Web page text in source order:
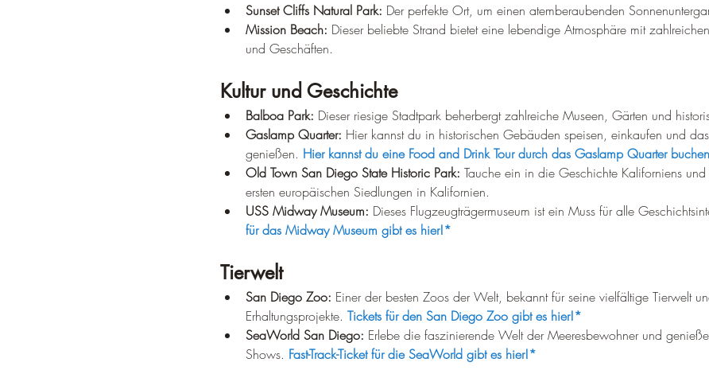
Sunset Cliffs Natural Park: Der perfekte Ort, um einen atemberaubenden
Mission Beach: Dieser beliebte Strand bietet eine lebendige Atmosphäre mit
und Geschäften.
Kultur und Geschichte
Balboa Park: Dieser riesige Stadtpark beherbergt zahlreiche Museen, Gärten und
Gaslamp Quarter: Hier kannst du in historischen Gebäuden speisen, einkaufen und
genießen. Hier kannst du eine Food and Drink Tour durch das Gaslamp Quarter
Old Town San Diego State Historic Park: Tauche ein in die Geschichte Kaliforniens
ersten europäischen Siedlungen in Kalifornien.
USS Midway Museum: Dieses Flugzeugträgermuseum ist ein Muss für alle
für das Midway Museum gibt es hier!*
Tierwelt
San Diego Zoo: Einer der besten Zoos der Welt, bekannt für seine vielfältige Tierwelt
Erhaltungsprojekte. Tickets für den San Diego Zoo gibt es hier!*
SeaWorld San Diego: Erlebe die faszinierende Welt der Meeresbewohner und
Shows. Fast-Track-Ticket für die SeaWorld gibt es hier!*